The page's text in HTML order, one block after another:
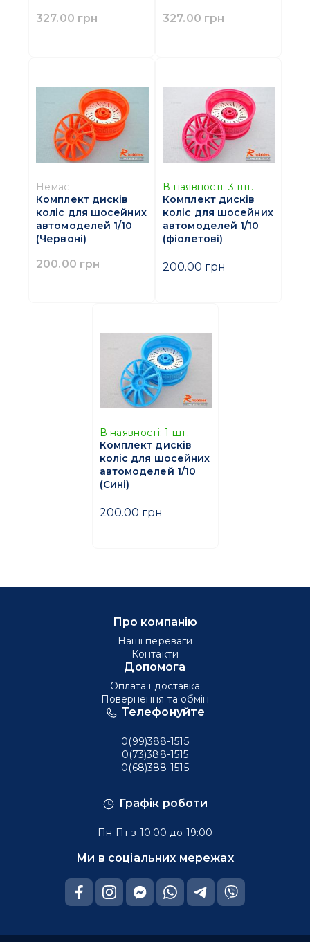
327.00 грн 327.00 грн
Немає
Комплект дисків
коліс для шосейних
автомоделей 1/10
(Червоні)
200.00 грн
В наявності: 3 шт.
Комплект дисків
коліс для шосейних
автомоделей 1/10
(фіолетові)
200.00 грн
В наявності: 1 шт.
Комплект дисків
коліс для шосейних
автомоделей 1/10
(Сині)
200.00 грн
Графік роботи
Пн-Пт з 10:00 до 19:00
Ми в соціальних мережах
Телефонуйте
0(99)388-1515
0(73)388-1515
0(68)388-1515
Про компанію
Наші переваги
Контакти
Допомога
Оплата і доставка
Повернення та обмін